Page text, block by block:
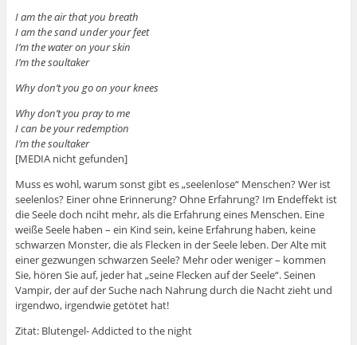
I am the air that you breath
I am the sand under your feet
I’m the water on your skin
I’m the soultaker
Why don’t you go on your knees
Why don’t you pray to me
I can be your redemption
I’m the soultaker
[MEDIA nicht gefunden]
Muss es wohl, warum sonst gibt es „seelenlose“ Menschen? Wer ist
seelenlos? Einer ohne Erinnerung? Ohne Erfahrung? Im Endeffekt ist
die Seele doch nciht mehr, als die Erfahrung eines Menschen. Eine
weiße Seele haben – ein Kind sein, keine Erfahrung haben, keine
schwarzen Monster, die als Flecken in der Seele leben. Der Alte mit
einer gezwungen schwarzen Seele? Mehr oder weniger – kommen
Sie, hören Sie auf, jeder hat „seine Flecken auf der Seele“. Seinen
Vampir, der auf der Suche nach Nahrung durch die Nacht zieht und
irgendwo, irgendwie getötet hat!
Zitat: Blutengel- Addicted to the night